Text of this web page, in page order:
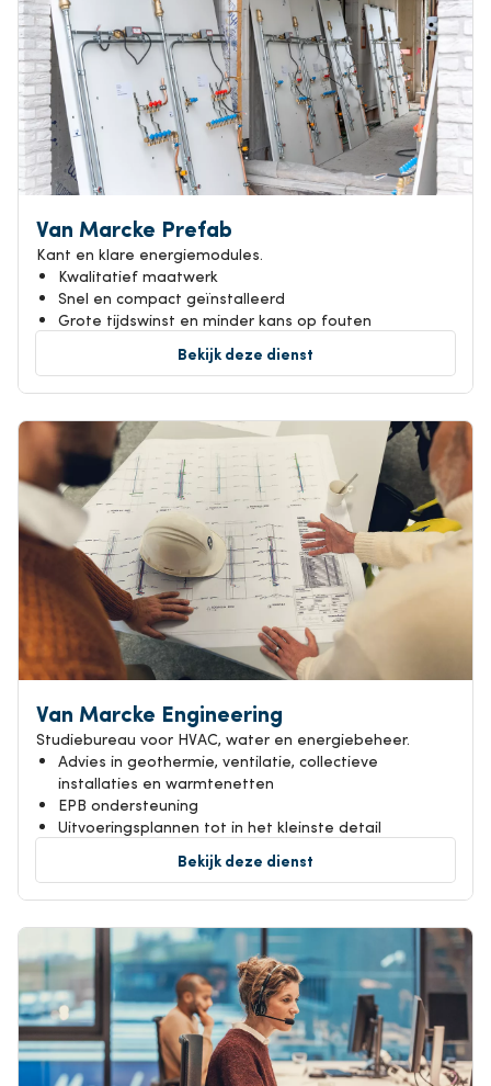
Van Marcke Prefab
Kant en klare energiemodules.
Kwalitatief maatwerk
Snel en compact geïnstalleerd
Grote tijdswinst en minder kans op fouten
Bekijk deze dienst
Van Marcke Engineering
Studiebureau voor HVAC, water en energiebeheer.
Advies in geothermie, ventilatie, collectieve
installaties en warmtenetten
EPB ondersteuning
Uitvoeringsplannen tot in het kleinste detail
Bekijk deze dienst